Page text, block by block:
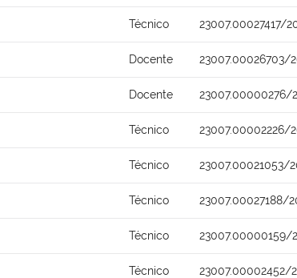
Técnico 23007.00027417/
Docente 23007.00026703/
Docente 23007.00000276/
Técnico 23007.00002226/
Técnico 23007.00021053/
Técnico 23007.00027188/
Técnico 23007.00000159/
Técnico 23007.00002452/